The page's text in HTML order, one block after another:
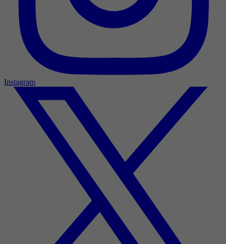
Instagram